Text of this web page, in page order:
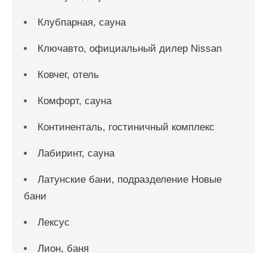
Клубпарная, сауна
Ключавто, официальный дилер Nissan
Ковчег, отель
Комфорт, сауна
Континенталь, гостиничный комплекс
Лабиринт, сауна
Латунские бани, подразделение Новые
бани
Лексус
Лион, баня